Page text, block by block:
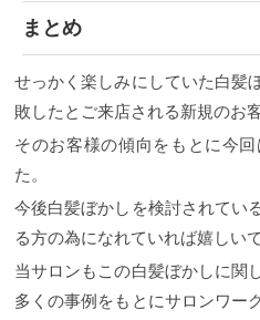
まとめ
せっかく楽しみにしていた白髪
敗したとご来店される新規のお
そのお客様の傾向をもとに今
た。
今後白髪ぼかしを検討されてい
る方の為になれていれば嬉しいで
当サロンもこの白髪ぼかしに関
多くの事例をもとにサロンワー